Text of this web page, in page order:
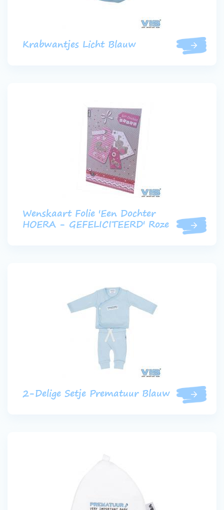
Krabwantjes Licht Blauw
Wenskaart Folie 'Een Dochter
HOERA - GEFELICITEERD' Roze
2-Delige Setje Prematuur Blauw